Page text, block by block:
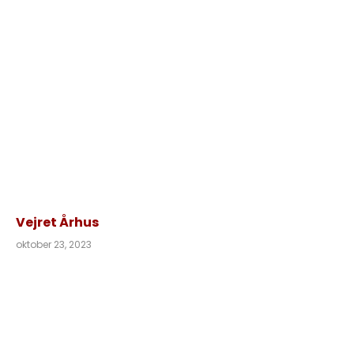
Vejret Århus
oktober 23, 2023